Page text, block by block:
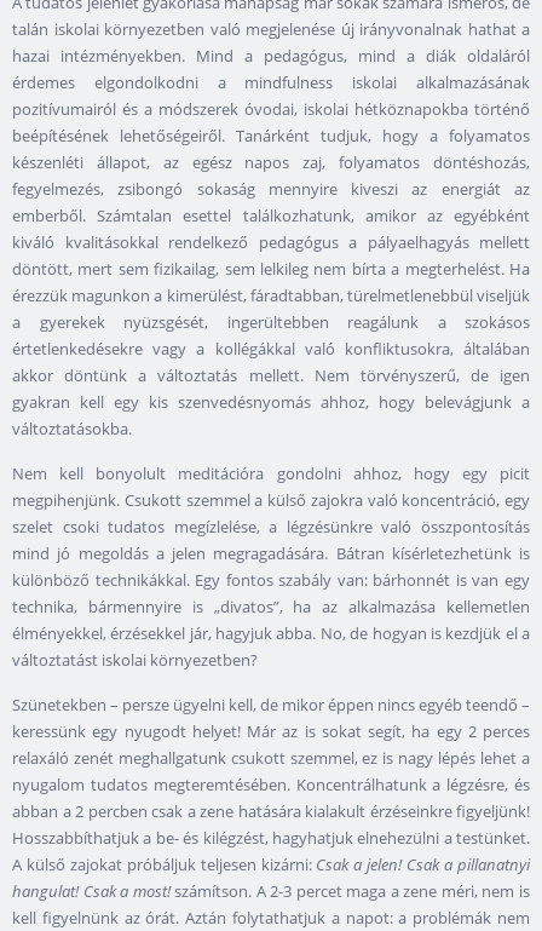
talán iskolai környezetben való megjelenése új irányvonalnak hathat a
hazai intézményekben. Mind a pedagógus, mind a diák oldaláról
érdemes elgondolkodni a mindfulness iskolai alkalmazásának
pozitívumairól és a módszerek óvodai, iskolai hétköznapokba történő
beépítésének lehetőségeiről. Tanárként tudjuk, hogy a folyamatos
készenléti állapot, az egész napos zaj, folyamatos döntéshozás,
fegyelmezés, zsibongó sokaság mennyire kiveszi az energiát az
emberből. Számtalan esettel találkozhatunk, amikor az egyébként
kiváló kvalitásokkal rendelkező pedagógus a pályaelhagyás mellett
döntött, mert sem fizikailag, sem lelkileg nem bírta a megterhelést. Ha
érezzük magunkon a kimerülést, fáradtabban, türelmetlenebbül viseljük
a gyerekek nyüzsgését, ingerültebben reagálunk a szokásos
értetlenkedésekre vagy a kollégákkal való konfliktusokra, általában
akkor döntünk a változtatás mellett. Nem törvényszerű, de igen
gyakran kell egy kis szenvedésnyomás ahhoz, hogy belevágjunk a
változtatásokba.
Nem kell bonyolult meditációra gondolni ahhoz, hogy egy picit
megpihenjünk. Csukott szemmel a külső zajokra való koncentráció, egy
szelet csoki tudatos megízlelése, a légzésünkre való összpontosítás
mind jó megoldás a jelen megragadására. Bátran kísérletezhetünk is
különböző technikákkal. Egy fontos szabály van: bárhonnét is van egy
technika, bármennyire is „divatos”, ha az alkalmazása kellemetlen
élményekkel, érzésekkel jár, hagyjuk abba. No, de hogyan is kezdjük el a
változtatást iskolai környezetben?
Szünetekben – persze ügyelni kell, de mikor éppen nincs egyéb teendő –
keressünk egy nyugodt helyet! Már az is sokat segít, ha egy 2 perces
relaxáló zenét meghallgatunk csukott szemmel, ez is nagy lépés lehet a
nyugalom tudatos megteremtésében. Koncentrálhatunk a légzésre, és
abban a 2 percben csak a zene hatására kialakult érzéseinkre figyeljünk!
Hosszabbíthatjuk a be- és kilégzést, hagyhatjuk elnehezülni a testünket.
A külső zajokat próbáljuk teljesen kizárni: Csak a jelen! Csak a pillanatnyi
hangulat! Csak a most!számítson. A 2-3 percet maga a zene méri, nem is
kell figyelnünk az órát. Aztán folytathatjuk a napot: a problémák nem